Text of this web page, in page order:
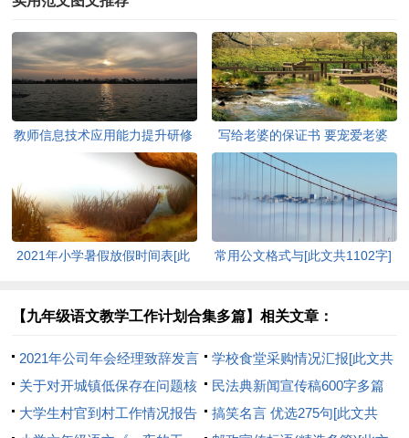
教师信息技术应用能力提升研修
计划[此文共7762字]
写给老婆的保证书 要宠爱老婆
(精选多篇)[此文共3120字]
2021年小学暑假放假时间表[此
常用公文格式与[此文共1102字]
【九年级语文教学工作计划合集多篇】相关文章：
2021年公司年会经理致辞发言
稿[此文共5572字]
学校食堂采购情况汇报[此文共
412字]
关于对开城镇低保存在问题核
查整改情况的报告[此文共992
民法典新闻宣传稿600字多篇
【汇总】[此文共3031字]
大学生村官到村工作情况报告
搞笑名言 优选275句[此文共